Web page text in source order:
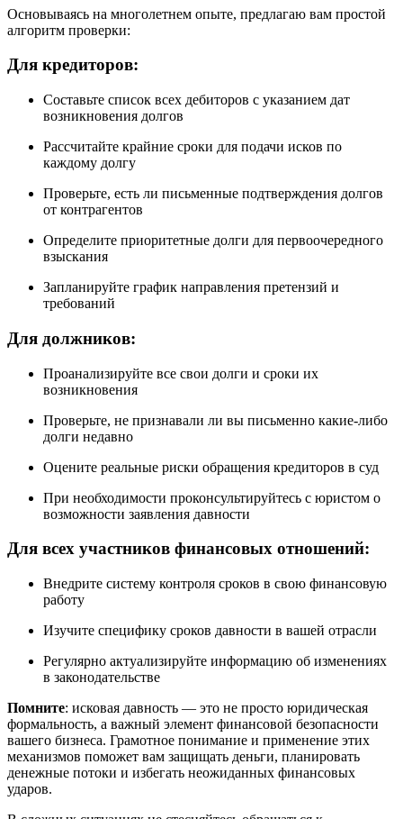
Основываясь на многолетнем опыте, предлагаю вам простой
алгоритм проверки:
Для кредиторов:
Составьте список всех дебиторов с указанием дат
возникновения долгов
Рассчитайте крайние сроки для подачи исков по
каждому долгу
Проверьте, есть ли письменные подтверждения долгов
от контрагентов
Определите приоритетные долги для первоочередного
взыскания
Запланируйте график направления претензий и
требований
Для должников:
Проанализируйте все свои долги и сроки их
возникновения
Проверьте, не признавали ли вы письменно какие-либо
долги недавно
Оцените реальные риски обращения кредиторов в суд
При необходимости проконсультируйтесь с юристом о
возможности заявления давности
Для всех участников финансовых отношений:
Внедрите систему контроля сроков в свою финансовую
работу
Изучите специфику сроков давности в вашей отрасли
Регулярно актуализируйте информацию об изменениях
в законодательстве
Помните: исковая давность — это не просто юридическая
формальность, а важный элемент финансовой безопасности
вашего бизнеса. Грамотное понимание и применение этих
механизмов поможет вам защищать деньги, планировать
денежные потоки и избегать неожиданных финансовых
ударов.